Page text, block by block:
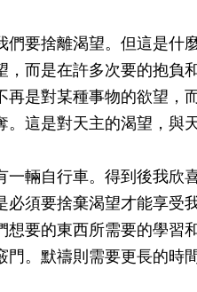
們要捨離渴望。但這是
，而是在許多次要的抱負
再是對某種事物的欲望，
。這是對天主的渴望，與
一輛自行車。得到後我欣
必須要捨棄渴望才能享受
想要的東西所需要的學習
門。默禱則需要更長的時